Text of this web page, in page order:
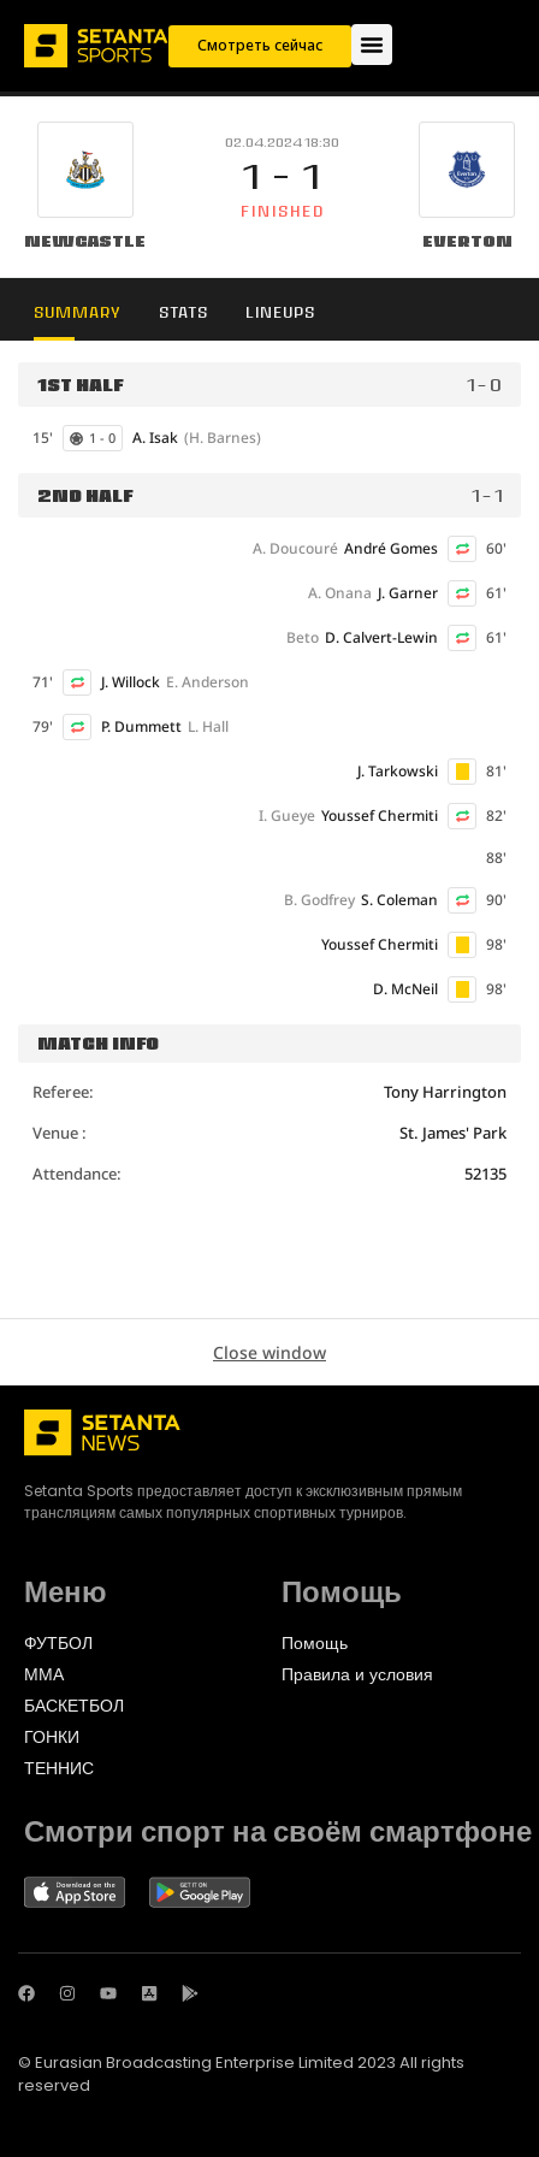
Смотреть сейчас
Newcastle
02.04.2024 18:30
1 - 1
FINISHED
Everton
SUMMARY STATS LINEUPS
1ST HALF 1 - 0
15' 1 - 0 A. Isak (H. Barnes)
2ND HALF 1 - 1
60'
André Gomes
A. Doucouré
61'
J. Garner
A. Onana
61'
D. Calvert-Lewin
Beto
71' J. Willock E. Anderson
79' P. Dummett L. Hall
81'
J. Tarkowski
82'
Youssef Chermiti
I. Gueye
88'
90'
S. Coleman
B. Godfrey
98'
Youssef Chermiti
98'
D. McNeil
MATCH INFO
Referee:
Tony Harrington
Venue :
St. James' Park
Attendance:
52135
Close window
Setanta Sports предоставляет доступ к эксклюзивным прямым
трансляциям самых популярных спортивных турниров.
Меню
ФУТБОЛ
ММА
БАСКЕТБОЛ
ГОНКИ
ТЕННИС
Помощь
Помощь
Правила и условия
Смотри спорт на своём смартфоне
© Eurasian Broadcasting Enterprise Limited 2023 All rights
reserved